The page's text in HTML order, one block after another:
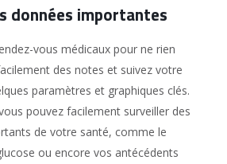
données importantes
vous médicaux pour ne rien
des notes et suivez votre
paramètres et graphiques clés.
pouvez facilement surveiller des
de votre santé, comme le
ou encore vos antécédents